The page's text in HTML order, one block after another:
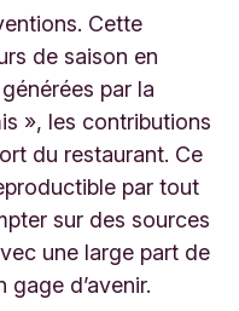
Cette
de saison en
par la
», les contributions
du restaurant. Ce
par tout
sur des sources
une large part de
d’avenir.